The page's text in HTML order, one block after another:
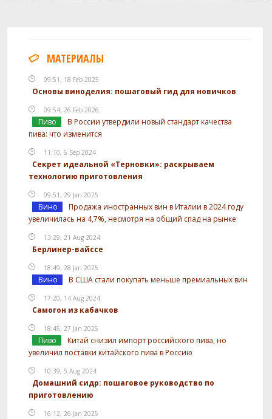
МАТЕРИАЛЫ
09:51, 18 Feb 2025
Основы виноделия: пошаговый гид для новичков
09:54, 26 Feb 2026
Пиво
В России утвердили новый стандарт качества
пива: что изменится
11:10, 6 Sep 2024
Секрет идеальной «Терновки»: раскрываем
технологию приготовления
09:51, 29 Jan 2025
Вино
Продажа иностранных вин в Италии в 2024 году
увеличилась на 4,7%, несмотря на общий спад на рынке
13:29, 21 Aug 2024
Берлинер-вайссе
18:49, 28 Jan 2025
Вино В США стали покупать меньше премиальных вин
17:20, 14 Aug 2024
Самогон из кабачков
18:45, 27 Jan 2025
Пиво
Китай снизил импорт российского пива, но
увеличил поставки китайского пива в Россию
10:39, 5 Aug 2024
Домашний сидр: пошаговое руководство по
приготовлению
16:12, 26 Jan 2025